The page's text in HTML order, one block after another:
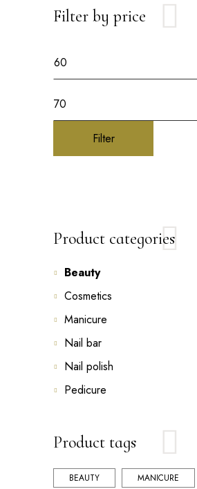
Filter by price
Filter
Product categories
Beauty
Cosmetics
Manicure
Nail bar
Nail polish
Pedicure
Product tags
BEAUTY MANICURE